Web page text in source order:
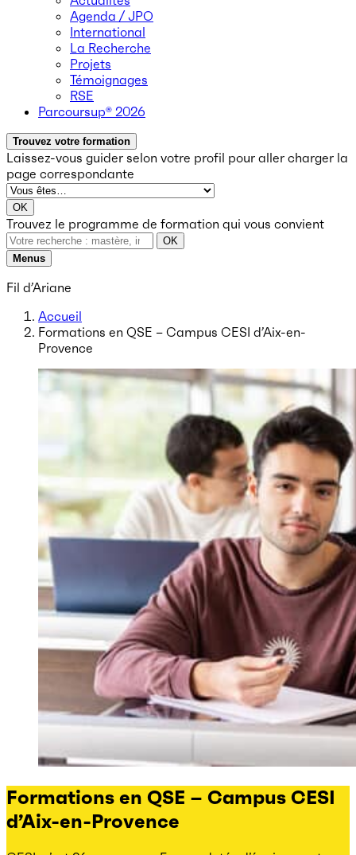
Agenda / JPO
International
La Recherche
Projets
Témoignages
RSE
Parcoursup® 2026
Trouvez votre formation
Laissez-vous guider selon votre profil pour aller charger la
page correspondante
OK
Trouvez le programme de formation qui vous convient
OK
Menus
Fil d’Ariane
Accueil
Formations en QSE – Campus CESI d’Aix-en-
Provence
Formations en QSE – Campus CESI
d’Aix-en-Provence